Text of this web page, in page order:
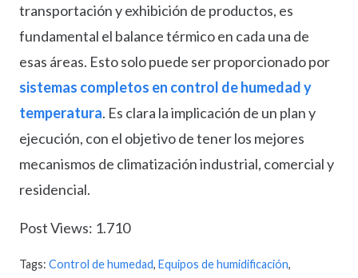
transportación y exhibición de productos, es
fundamental el balance térmico en cada una de
esas áreas. Esto solo puede ser proporcionado por
sistemas completos en control de humedad y
temperatura. Es clara la implicación de un plan y
ejecución, con el objetivo de tener los mejores
mecanismos de climatización industrial, comercial y
residencial.
Post Views: 1.710
Tags: Control de humedad, Equipos de humidificación,